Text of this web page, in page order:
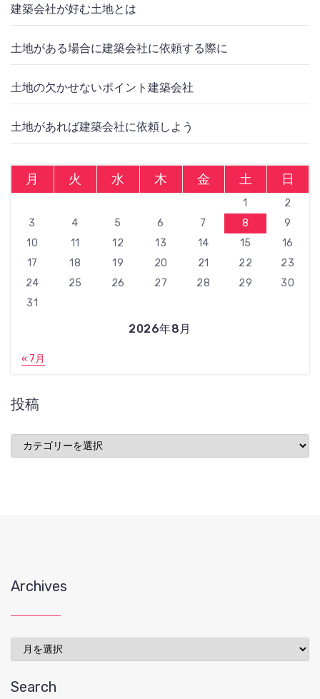
建築会社が好む土地とは
土地がある場合に建築会社に依頼する際に
土地の欠かせないポイント建築会社
土地があれば建築会社に依頼しよう
2026年8月
月 火 水 木 金 土 日
1
2
3
4 5 6 7 8
9
10
11 12 13 14 15
16
17
18 19 20 21 22
23
24
25 26 27 28 29
30
31
« 7月
投稿
稿
Archives
Archives
Search